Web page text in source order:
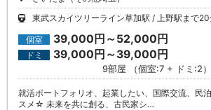
東武スカイツリーライン草加駅
上野駅まで
個室 39,000円～52,000円
ドミ 39,000円～39,000円
9部屋 （個室:7 + ドミ:2）
就活ポートフォリオ、起業したい、国際交流、民
スメ☆ 未来を共に創る、古民家シ…